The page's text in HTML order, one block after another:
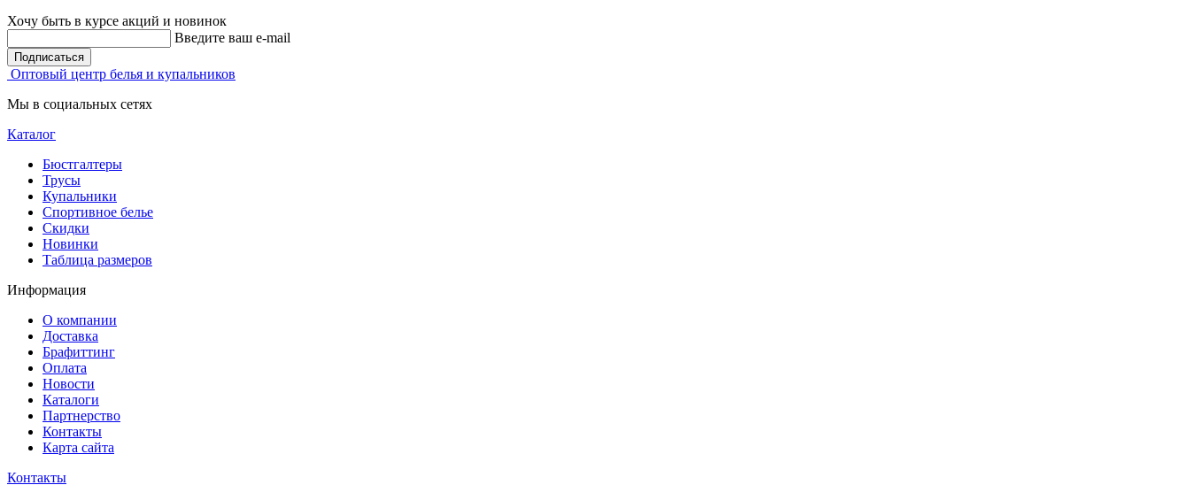
Хочу быть в курсе акций и новинок
Введите ваш e-mail
Подписаться
Оптовый центр белья и купальников
Мы в социальных сетях
Каталог
Бюстгалтеры
Трусы
Купальники
Спортивное белье
Скидки
Новинки
Таблица размеров
Информация
О компании
Доставка
Брафиттинг
Оплата
Новости
Каталоги
Партнерство
Контакты
Карта сайта
Контакты